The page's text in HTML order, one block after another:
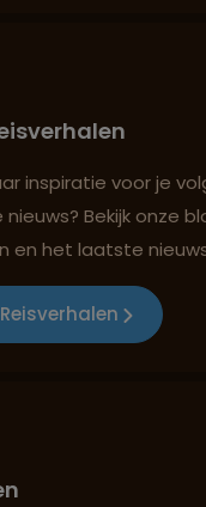
en deskundig
reisroutes
inspiratie voor je
Bekijk onze
en het laatste